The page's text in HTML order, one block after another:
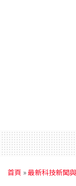
首頁 »最新科技新聞